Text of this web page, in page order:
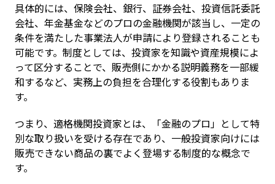
具体的には、保険会社、銀行、証券会社、投資信託委託
会社、年金基金などのプロの金融機関が該当し、一定の
条件を満たした事業法人が申請により登録されることも
可能です。制度としては、投資家を知識や資産規模によ
って区分することで、販売側にかかる説明義務を一部緩
和するなど、実務上の負担を合理化する役割もありま
す。
つまり、適格機関投資家とは、「金融のプロ」として特
別な取り扱いを受ける存在であり、一般投資家向けには
販売できない商品の裏でよく登場する制度的な概念で
す。